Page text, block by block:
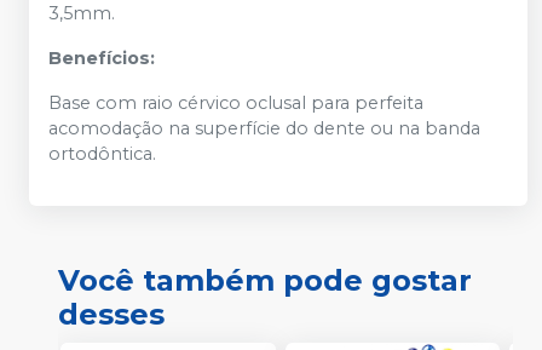
3,5mm.
Benefícios:
Base com raio cérvico oclusal para perfeita
acomodação na superfície do dente ou na banda
ortodôntica.
Você também pode gostar
desses